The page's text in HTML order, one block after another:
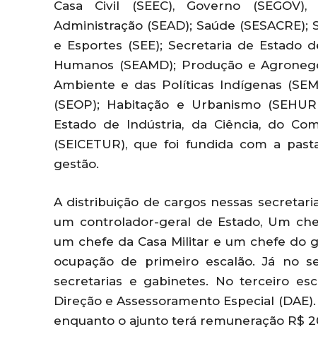
Casa Civil (SEEC), Governo
Administração (SEAD); Saúde
e Esportes (SEE); Secretaria de Estado
Humanos (SEAMD); Produção e
Ambiente e das Políticas Indígenas
(SEOP); Habitação e Urbanismo
Estado de Indústria, da Ciência, do
(SEICETUR), que foi fundida com a
gestão.
A distribuição de cargos nessas
um controlador-geral de Estado, Um
um chefe da Casa Militar e um chefe do
ocupação de primeiro escalão. Já no
secretarias e gabinetes. No terceiro
Direção e Assessoramento Especial
enquanto o ajunto terá remuneração R$